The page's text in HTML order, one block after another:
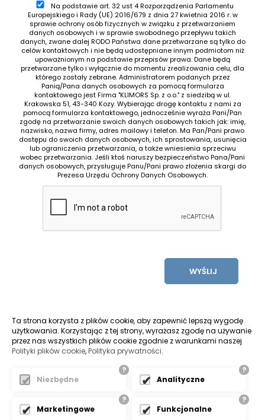
Na podstawie art. 32 ust 4 Rozporządzenia Parlamentu
Europejskiego i Rady (UE) 2016/679 z dnia 27 kwietnia 2016 r. w
sprawie ochrony osób fizycznych w związku z przetwarzaniem
danych osobowych i w sprawie swobodnego przepływu takich
danych, zwane dalej RODO Państwa dane przetwarzane są tylko do
celów kontaktowych i nie będą udostępniane innym podmiotom niż
upoważnionym na podstawie przepisów prawa. Dane będą
przetwarzane tylko i wyłącznie do momentu zrealizowania celu, dla
którego zostały zebrane. Administratorem podanych przez
Panią/Pana danych osobowych za pomocą formularza
kontaktowego jest Firma "KLIMORS Sp. z o.o." z siedzibą w ul.
Krakowska 51, 43-340 Kozy. Wybierając drogę kontaktu z nami za
pomocą formularza kontaktowego, jednocześnie wyraża Pani/Pan
zgodę na przetwarzanie swoich danych osobowych takich jak: imię,
nazwisko, nazwa firmy, adres mailowy i telefon. Ma Pan/Pani prawo
dostępu do swoich danych osobowych, ich sprostowania, usunięcia
lub ograniczenia przetwarzania, a także wniesienia sprzeciwu
wobec przetwarzania. Jeśli ktoś naruszy bezpieczeństwo Pana/Pani
danych osobowych, przysługuje Panu/Pani prawo złożenia skargi do
Prezesa Urzędu Ochrony Danych Osobowych.
WYŚLIJ
ŻYCZYMY UDANYCH ZAKUPÓW
Pozycjonowanie stron bielsko
Ta strona korzysta z plików cookie, aby zapewnić lepszą wygodę
użytkowania. Korzystając z tej strony, wyrażasz zgodę na używanie
przez nas wszystkich plików cookie zgodnie z warunkami naszej
Polityki plików cookie,Polityka prywatności.
?
Niezbędne
?
Analityczne
?
Marketingowe
?
Funkcjonalne